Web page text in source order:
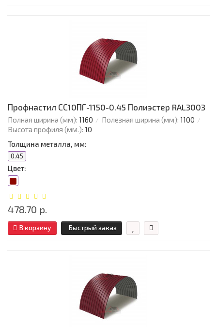
Профнастил СС10ПГ-1150-0.45 Полиэстер RAL3003
Полная ширина (мм): 1160 Полезная ширина (мм): 1100
Высота профиля (мм.): 10
Толщина металла, мм:
0.45
Цвет:
478.70 р.
В корзину Быстрый заказ